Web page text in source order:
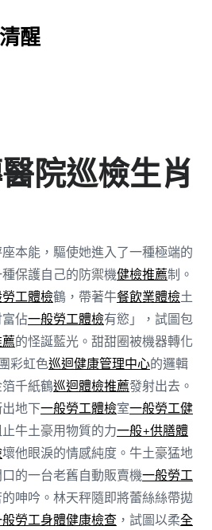
醒
院巡檢生肖
本能，驅使她進入了一種極端的
保護自己的防禦機健檢推薦制。
工體檢鶴，帶著牛餐飲業體檢土
佔一般勞工體檢有慾」，試圖包
的怪誕藍光。甜甜圈被機器轉化
彩虹色巡迴健康管理中心的邏輯
千紙鶴巡迴體檢推薦發射出去。
地下一般勞工體檢室一般勞工健
止牛土豪用物質的力一般+供膳體
壞他眼淚的情感純度。牛土豪猛地
的一台老舊自動販賣機一般勞工
呻吟。林天秤隨即將蕾絲絲帶拋
勞工身體健康檢查，試圖以柔全